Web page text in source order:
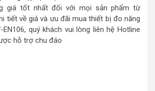
giá tốt nhất đối với mọi sản phẩm từ
tiết về giá và ưu đãi mua thiết bị đo năng
EN106, quý khách vui lòng liên hệ Hotline
hỗ trợ chu đáo